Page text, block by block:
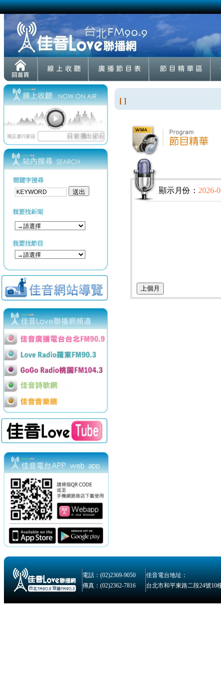
[ ]
顯示月份： 2026-
電話：(02)2369-9050
佳音電台地址：
傳真：(02)2362-7816
台北市和平東路二段24號10